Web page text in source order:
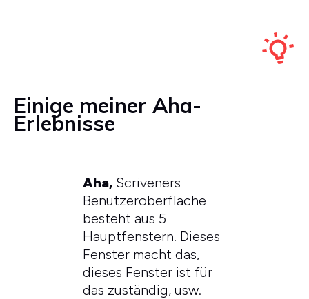
Einige meiner Aha-
Erlebnisse
Aha, Scriveners
Benutzeroberfläche
besteht aus 5
Hauptfenstern. Dieses
Fenster macht das,
dieses Fenster ist für
das zuständig, usw.